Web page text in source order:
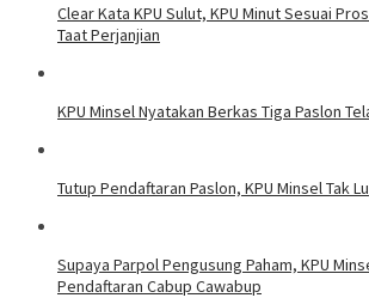
Clear Kata KPU Sulut, KPU Minut Sesuai
Taat Perjanjian
KPU Minsel Nyatakan Berkas Tiga Paslon
Tutup Pendaftaran Paslon, KPU Minsel Tak
Supaya Parpol Pengusung Paham, KPU
Pendaftaran Cabup Cawabup